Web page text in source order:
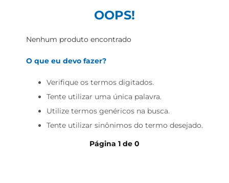
OOPS!
Nenhum produto encontrado
O que eu devo fazer?
Verifique os termos digitados.
Tente utilizar uma única palavra.
Utilize termos genéricos na busca.
Tente utilizar sinônimos do termo desejado.
Página 1de 0